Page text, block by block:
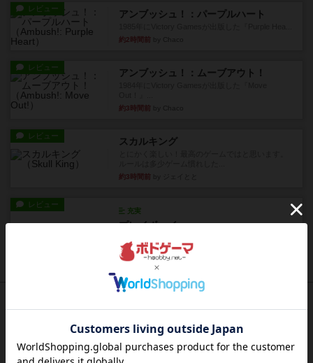
レビュー アンブッシュ！：パープルハート
約2時間前
レビュー アンブッシュ！：ムーブアウト！
約3時間前
レビュー スカルキング
約3時間前
レビュー
充実
プレイボーイ
は、...
約3時間前 by Chaco